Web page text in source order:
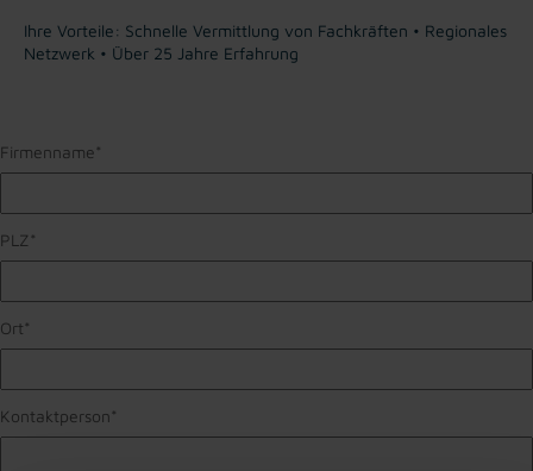
Ihre Vorteile: Schnelle Vermittlung von Fachkräften • Regionales
Netzwerk • Über 25 Jahre Erfahrung
Firmenname*
PLZ *
Ort*
Kontaktperson*